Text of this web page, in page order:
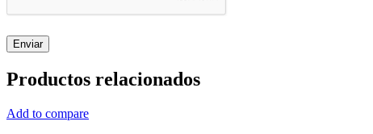
Productos relacionados
Add to compare